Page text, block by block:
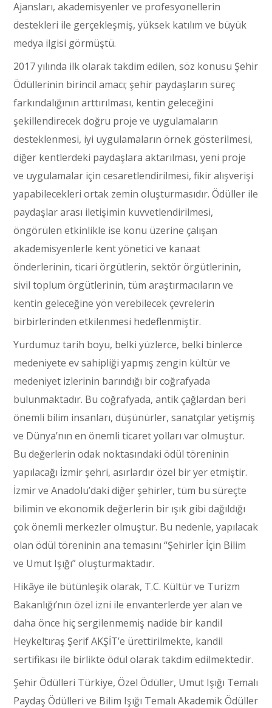
Ajansları, akademisyenler ve profesyonellerin
destekleri ile gerçekleşmiş, yüksek katılım ve büyük
medya ilgisi görmüştü.
2017 yılında ilk olarak takdim edilen, söz konusu Şehir
Ödüllerinin birincil amacı; şehir paydaşların süreç
farkındalığının arttırılması, kentin geleceğini
şekillendirecek doğru proje ve uygulamaların
desteklenmesi, iyi uygulamaların örnek gösterilmesi,
diğer kentlerdeki paydaşlara aktarılması, yeni proje
ve uygulamalar için cesaretlendirilmesi, fikir alışverişi
yapabilecekleri ortak zemin oluşturmasıdır. Ödüller ile
paydaşlar arası iletişimin kuvvetlendirilmesi,
öngörülen etkinlikle ise konu üzerine çalışan
akademisyenlerle kent yönetici ve kanaat
önderlerinin, ticari örgütlerin, sektör örgütlerinin,
sivil toplum örgütlerinin, tüm araştırmacıların ve
kentin geleceğine yön verebilecek çevrelerin
birbirlerinden etkilenmesi hedeflenmiştir.
Yurdumuz tarih boyu, belki yüzlerce, belki binlerce
medeniyete ev sahipliği yapmış zengin kültür ve
medeniyet izlerinin barındığı bir coğrafyada
bulunmaktadır. Bu coğrafyada, antik çağlardan beri
önemli bilim insanları, düşünürler, sanatçılar yetişmiş
ve Dünya’nın en önemli ticaret yolları var olmuştur.
Bu değerlerin odak noktasındaki ödül töreninin
yapılacağı İzmir şehri, asırlardır özel bir yer etmiştir.
İzmir ve Anadolu’daki diğer şehirler, tüm bu süreçte
bilimin ve ekonomik değerlerin bir ışık gibi dağıldığı
çok önemli merkezler olmuştur. Bu nedenle, yapılacak
olan ödül töreninin ana temasını “Şehirler İçin Bilim
ve Umut Işığı” oluşturmaktadır.
Hikâye ile bütünleşik olarak, T.C. Kültür ve Turizm
Bakanlığı’nın özel izni ile envanterlerde yer alan ve
daha önce hiç sergilenmemiş nadide bir kandil
Heykeltıraş Şerif AKŞİT’e ürettirilmekte, kandil
sertifikası ile birlikte ödül olarak takdim edilmektedir.
Şehir Ödülleri Türkiye, Özel Ödüller, Umut Işığı Temalı
Paydaş Ödülleri ve Bilim Işığı Temalı Akademik Ödüller